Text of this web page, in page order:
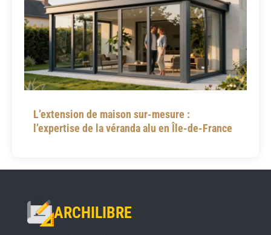
L’extension de maison sur-mesure :
l’expertise de la véranda alu en Île-de-France
ARCHILIBRE